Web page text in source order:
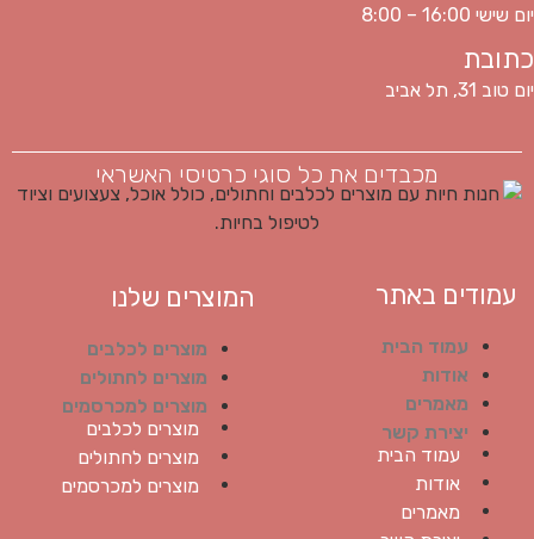
יום שישי 16:00 – 8:00
כתובת
יום טוב 31, תל אביב
מכבדים את כל סוגי כרטיסי האשראי
עמודים באתר
עמוד הבית
אודות
מאמרים
יצירת קשר
עמוד הבית
אודות
מאמרים
המוצרים שלנו
מוצרים לכלבים
מוצרים לחתולים
מוצרים למכרסמים
מוצרים לכלבים
מוצרים לחתולים
מוצרים למכרסמים